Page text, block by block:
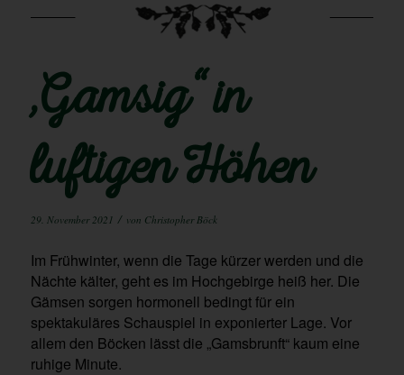
„Gamsig“ in
luftigen Höhen
29. November 2021 / von Christopher Böck
Im Frühwinter, wenn die Tage kürzer werden und die
Nächte kälter, geht es im Hochgebirge heiß her. Die
Gämsen sorgen hormonell bedingt für ein
spektakuläres Schauspiel in exponierter Lage. Vor
allem den Böcken lässt die „Gamsbrunft“ kaum eine
ruhige Minute.